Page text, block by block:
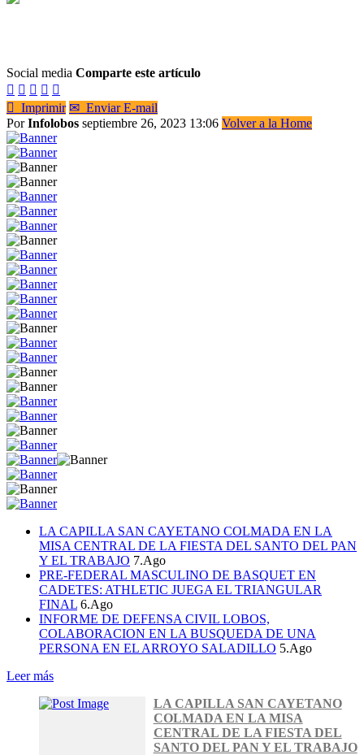
Social media Comparte este artículo
    
 Imprimir ✉ Enviar E-mail
PorInfolobos septiembre 26, 2023 13:06 Volver a la Home
LA CAPILLA SAN CAYETANO COLMADA EN LA
MISA CENTRAL DE LA FIESTA DEL SANTO DEL PAN
Y EL TRABAJO 7.Ago
PRE-FEDERAL MASCULINO DE BASQUET EN
CADETES: ATHLETIC JUEGA EL TRIANGULAR
FINAL 6.Ago
INFORME DE DEFENSA CIVIL LOBOS,
COLABORACION EN LA BUSQUEDA DE UNA
PERSONA EN EL ARROYO SALADILLO 5.Ago
Leer más
LA CAPILLA SAN CAYETANO
COLMADA EN LA MISA
CENTRAL DE LA FIESTA DEL
SANTO DEL PAN Y EL TRABAJO